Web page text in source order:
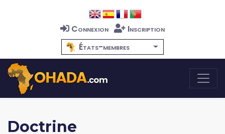
Connexion
Inscription
États-membres
Doctrine